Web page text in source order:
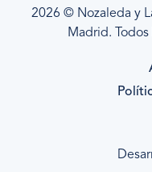
2026 © Nozaleda y
Madrid.